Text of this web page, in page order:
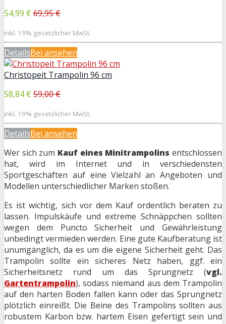
54,99 € 69,95 €
inkl. 19% gesetzlicher MwSt.
DetailsBei ansehen
Christopeit Trampolin 96 cm
58,84 € 59,00 €
inkl. 19% gesetzlicher MwSt.
DetailsBei ansehen
Wer sich zum Kauf eines Minitrampolins entschlossen
hat, wird im Internet und in verschiedensten
Sportgeschäften auf eine Vielzahl an Angeboten und
Modellen unterschiedlicher Marken stoßen.
Es ist wichtig, sich vor dem Kauf ordentlich beraten zu
lassen. Impulskäufe und extreme Schnäppchen sollten
wegen dem Puncto Sicherheit und Gewährleistung
unbedingt vermieden werden. Eine gute Kaufberatung ist
unumgänglich, da es um die eigene Sicherheit geht. Das
Trampolin sollte ein sicheres Netz haben, ggf. ein
Sicherheitsnetz rund um das Sprungnetz (vgl.
Gartentrampolin), sodass niemand aus dem Trampolin
auf den harten Boden fallen kann oder das Sprungnetz
plötzlich einreißt. Die Beine des Trampolins sollten aus
robustem Karbon bzw. hartem Eisen gefertigt sein und